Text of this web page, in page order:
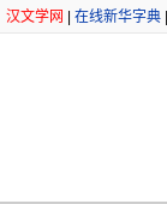
汉文学网 在线新华字典